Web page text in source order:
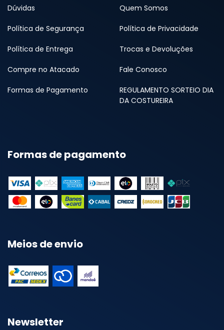
Dúvidas Quem Somos
Política de Segurança Política de Privacidade
Política de Entrega Trocas e Devoluções
Compre no Atacado Fale Conosco
Formas de Pagamento
REGULAMENTO SORTEIO DIA
DA COSTUREIRA
Formas de pagamento
Meios de envio
Newsletter